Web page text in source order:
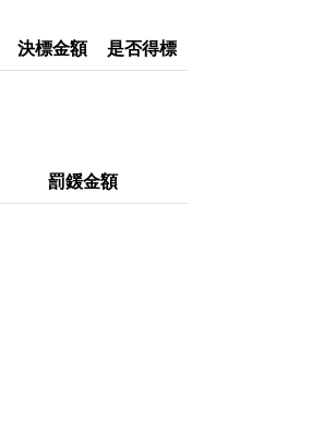
決標金額 是否得標
罰鍰金額